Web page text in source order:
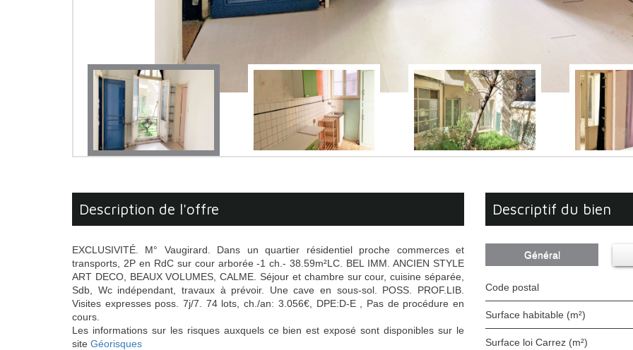
description de l'offre
EXCLUSIVITÉ. M° Vaugirard. Dans un quartier résidentiel proche commerces et
transports, 2P en RdC sur cour arborée -1 ch.- 38.59m²LC. BEL IMM. ANCIEN STYLE
ART DECO, BEAUX VOLUMES, CALME. Séjour et chambre sur cour, cuisine séparée,
Sdb, Wc indépendant, travaux à prévoir. Une cave en sous-sol. POSS. PROF.LIB.
Visites expresses poss. 7j/7. 74 lots, ch./an: 3.056€, DPE:D-E , Pas de procédure en
cours.
Les informations sur les risques auxquels ce bien est exposé sont disponibles sur le
site Géorisques
descriptif du bien
Général
Code postal
Surface habitable (m²)
Surface loi Carrez (m²)